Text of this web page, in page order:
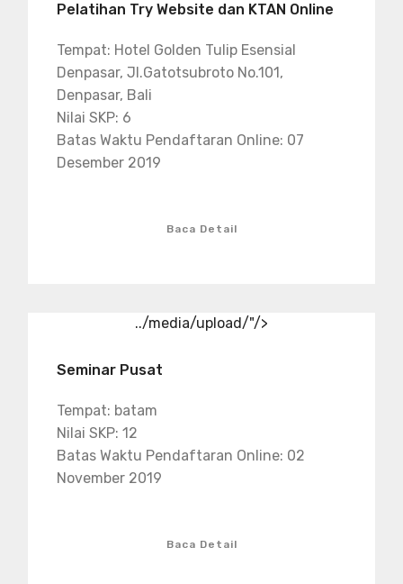
Pelatihan Try Website dan KTAN Online
Tempat: Hotel Golden Tulip Esensial
Denpasar, Jl.Gatotsubroto No.101,
Denpasar, Bali
Nilai SKP: 6
Batas Waktu Pendaftaran Online: 07
Desember 2019
Baca Detail
../media/upload/"/>
Seminar Pusat
Tempat: batam
Nilai SKP: 12
Batas Waktu Pendaftaran Online: 02
November 2019
Baca Detail